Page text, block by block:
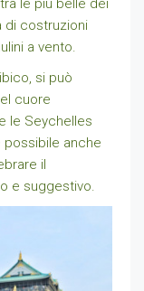
di costruzioni
a vento.
si può
cuore
le Seychelles
anche
il
e suggestivo.